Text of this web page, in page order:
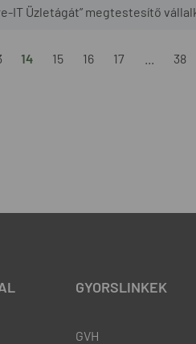
IT Üzletágát” megtestesítő
14 15 16 17 38
GYORSLINKEK
GVH